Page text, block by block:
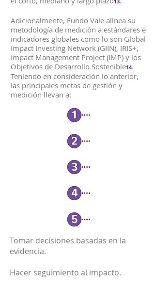
Adicionalmente, Fundo Vale alinea su
metodología de medición a estándares e
indicadores globales como lo son Global
Impact Investing Network (GIIN), IRIS+,
Impact Management Project (IMP) y los
Objetivos de Desarrollo Sostenible14.
Teniendo en consideración lo anterior,
las principales metas de gestión y
medición llevan a:
Tomar decisiones basadas en la
evidencia.
Hacer seguimiento al impacto.